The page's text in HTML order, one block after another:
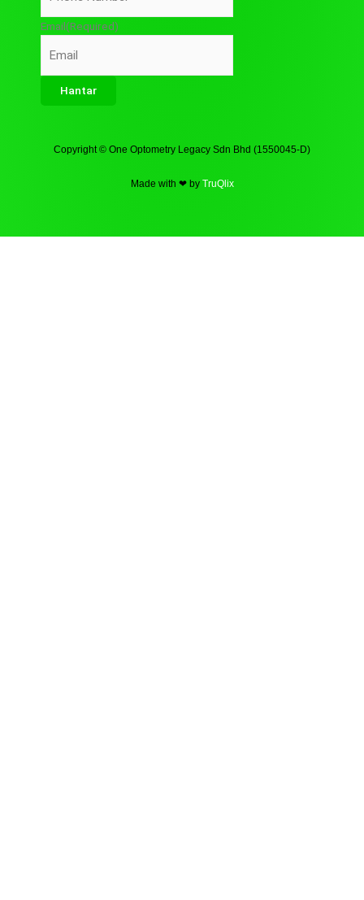
Email(Required)
Copyright © One Optometry Legacy Sdn Bhd (1550045-D)
Made with ❤ by TruQlix